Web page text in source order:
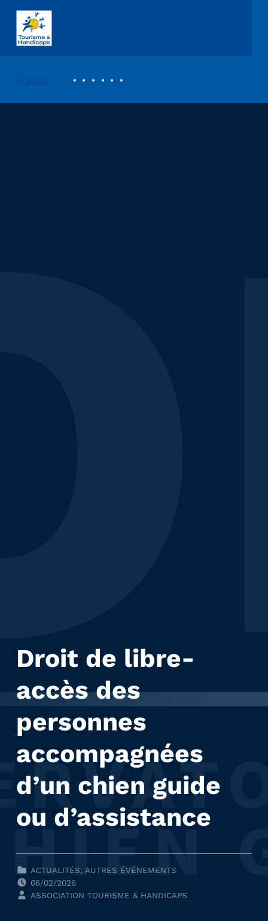
ASSOCIATION TOURISME ET HANDICAPS
Droit de libre-
accès des
personnes
accompagnées
d’un chien guide
ou d’assistance
CLASSÉ DANS :
ACTUALITÉS, AUTRES ÉVÉNEMENTS
POSTED ON:
06/02/2026
WRITTEN BY:
ASSOCIATION TOURISME & HANDICAPS